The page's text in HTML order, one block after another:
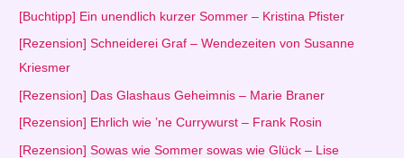
n
n
a
c
[Buchtipp] Ein unendlich kurzer Sommer – Kristina Pfister
[Rezension] Schneiderei Graf – Wendezeiten von Susanne
Kriesmer
[Rezension] Das Glashaus Geheimnis – Marie Braner
[Rezension] Ehrlich wie ’ne Currywurst – Frank Rosin
[Rezension] Sowas wie Sommer sowas wie Glück – Lise